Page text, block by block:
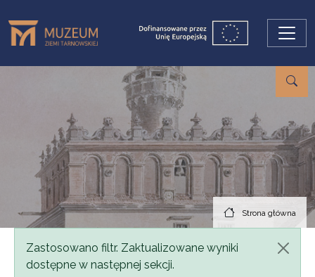
Strona główna
Komunikat
Zastosowano filtr. Zaktualizowane wyniki
dostępne w następnej sekcji.